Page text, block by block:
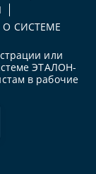
О СИСТЕМЕ
или
ЭТАЛОН-
в рабочие